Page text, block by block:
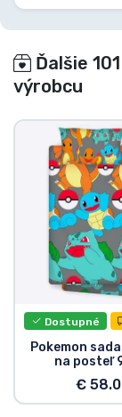
Ďalšie
výrobcu
Dostupné
Pokemon
na posteľ
€